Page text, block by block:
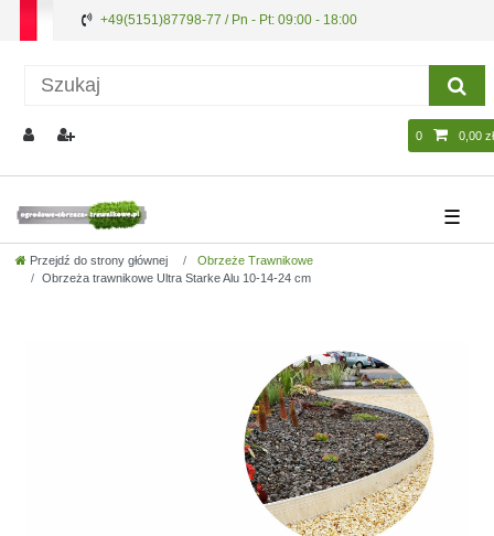
+49(5151)87798-77 / Pn - Pt: 09:00 - 18:00
0 0,00 zł
☰
Przejdź do strony głównej
Obrzeże Trawnikowe
Obrzeża trawnikowe Ultra Starke Alu 10-14-24 cm